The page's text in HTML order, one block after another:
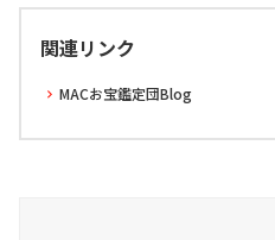
関連リンク
MACお宝鑑定団Blog